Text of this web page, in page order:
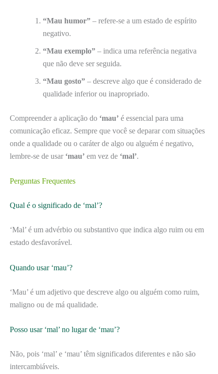
“Mau humor” – refere-se a um estado de espírito
negativo.
“Mau exemplo” – indica uma referência negativa
que não deve ser seguida.
“Mau gosto” – descreve algo que é considerado de
qualidade inferior ou inapropriado.
Compreender a aplicação do ‘mau’ é essencial para uma
comunicação eficaz. Sempre que você se deparar com situações
onde a qualidade ou o caráter de algo ou alguém é negativo,
lembre-se de usar ‘mau’ em vez de ‘mal’.
Perguntas Frequentes
Qual é o significado de ‘mal’?
‘Mal’ é um advérbio ou substantivo que indica algo ruim ou em
estado desfavorável.
Quando usar ‘mau’?
‘Mau’ é um adjetivo que descreve algo ou alguém como ruim,
maligno ou de má qualidade.
Posso usar ‘mal’ no lugar de ‘mau’?
Não, pois ‘mal’ e ‘mau’ têm significados diferentes e não são
intercambiáveis.